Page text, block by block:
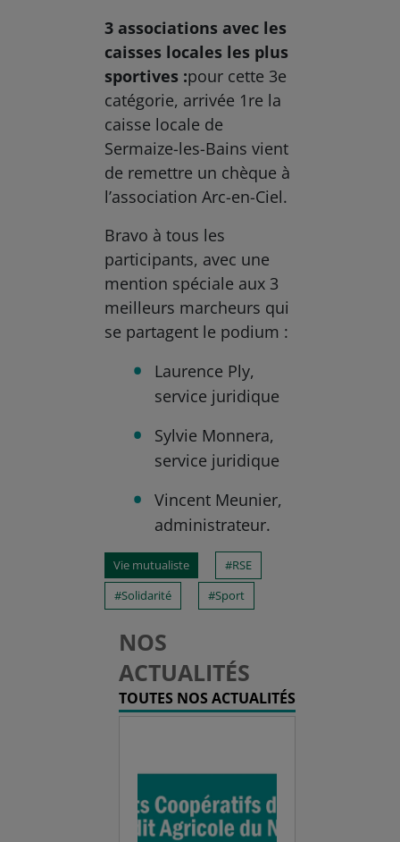
3 associations avec les
caisses locales les plus
sportives :pour cette 3e
catégorie, arrivée 1re la
caisse locale de
Sermaize-les-Bains vient
de remettre un chèque à
l’association Arc-en-Ciel.
Bravo à tous les
participants, avec une
mention spéciale aux 3
meilleurs marcheurs qui
se partagent le podium :
Laurence Ply,
service juridique
Sylvie Monnera,
service juridique
Vincent Meunier,
administrateur.
Vie mutualiste
RSE
Solidarité
Sport
NOS
ACTUALITÉS
TOUTES NOS ACTUALITÉS